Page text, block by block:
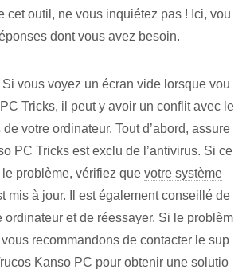
cet outil, ne vous inquiétez pas ! Ici⁤, vou
dont vous avez⁢ besoin.
Si vous voyez un écran vide lorsque vou
Tricks, il peut y avoir un conflit avec le
votre ordinateur. Tout d’abord, assure
PC Tricks est exclu de l’antivirus. Si ce
le problème, vérifiez que votre système
mis à jour. Il est également conseillé de
ordinateur et de réessayer. Si le problèm
recommandons de contacter le sup
‌Kanso PC pour obtenir une solutio